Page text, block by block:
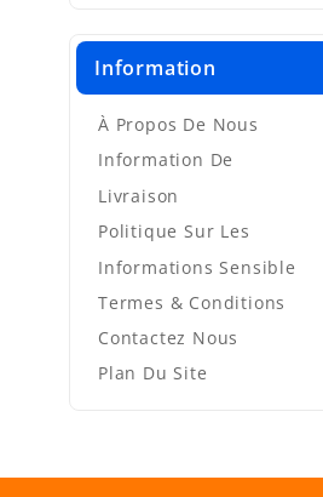
Information
À Propos De Nous
Information De
Livraison
Politique Sur Les
Informations Sensible
Termes & Conditions
Contactez Nous
Plan Du Site